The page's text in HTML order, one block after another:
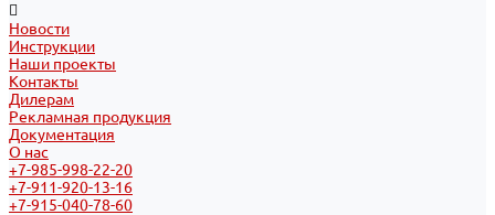
Новости
Инструкции
Наши проекты
Контакты
Дилерам
Рекламная продукция
Документация
О нас
+7-985-998-22-20
+7-911-920-13-16
+7-915-040-78-60